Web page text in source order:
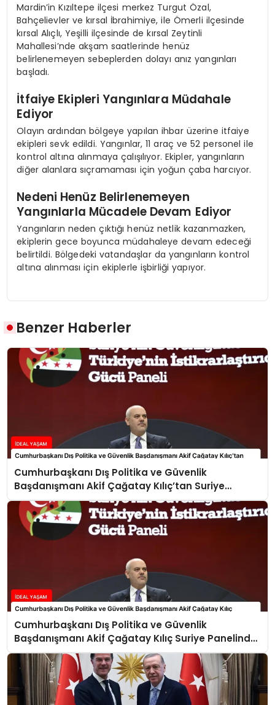
Mardin’in Kızıltepe ilçesi merkez Turgut Özal,
Bahçelievler ve kırsal İbrahimiye, ile Ömerli ilçesinde
kırsal Alıçlı, Yeşilli ilçesinde de kırsal Zeytinli
Mahallesi’nde akşam saatlerinde henüz
belirlenemeyen sebeplerden dolayı anız yangınları
başladı.
İtfaiye Ekipleri Yangınlara Müdahale
Ediyor
Olayın ardından bölgeye yapılan ihbar üzerine itfaiye
ekipleri sevk edildi. Yangınlar, 11 araç ve 52 personel ile
kontrol altına alınmaya çalışılıyor. Ekipler, yangınların
diğer alanlara sıçramaması için yoğun çaba harcıyor.
Nedeni Henüz Belirlenemeyen
Yangınlarla Mücadele Devam Ediyor
Yangınların neden çıktığı henüz netlik kazanmazken,
ekiplerin gece boyunca müdahaleye devam edeceği
belirtildi. Bölgedeki vatandaşlar da yangınların kontrol
altına alınması için ekiplerle işbirliği yapıyor.
Benzer Haberler
Cumhurbaşkanı Dış Politika ve Güvenlik
Başdanışmanı Akif Çağatay Kılıç’tan Suriye
Panelinde Önemli Açıklamalar
Cumhurbaşkanı Dış Politika ve Güvenlik
Başdanışmanı Akif Çağatay Kılıç Suriye Panelinde
Konuştu